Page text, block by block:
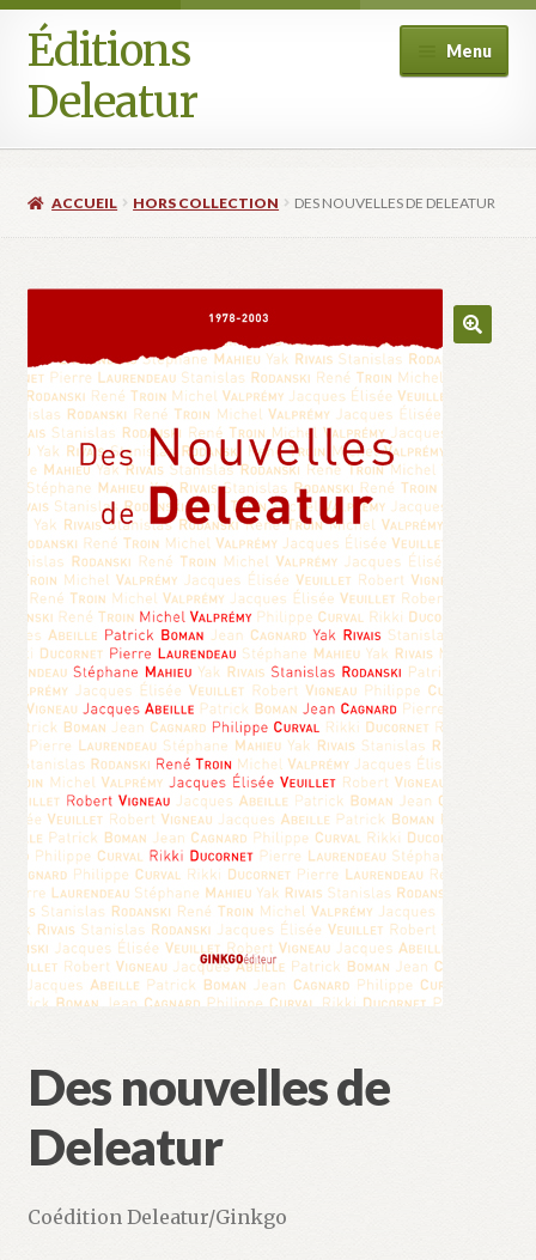
Aller
à
Aller
au
contenu
Éditions
Deleatur
Menu
Deleatur
Festival One Minute Film international de Champcella
Mon compte
Panier
Validation de la commande
ACCUEIL HORS COLLECTION DES NOUVELLES DE DELEATUR
Des nouvelles de
Deleatur
Coédition Deleatur/Ginkgo